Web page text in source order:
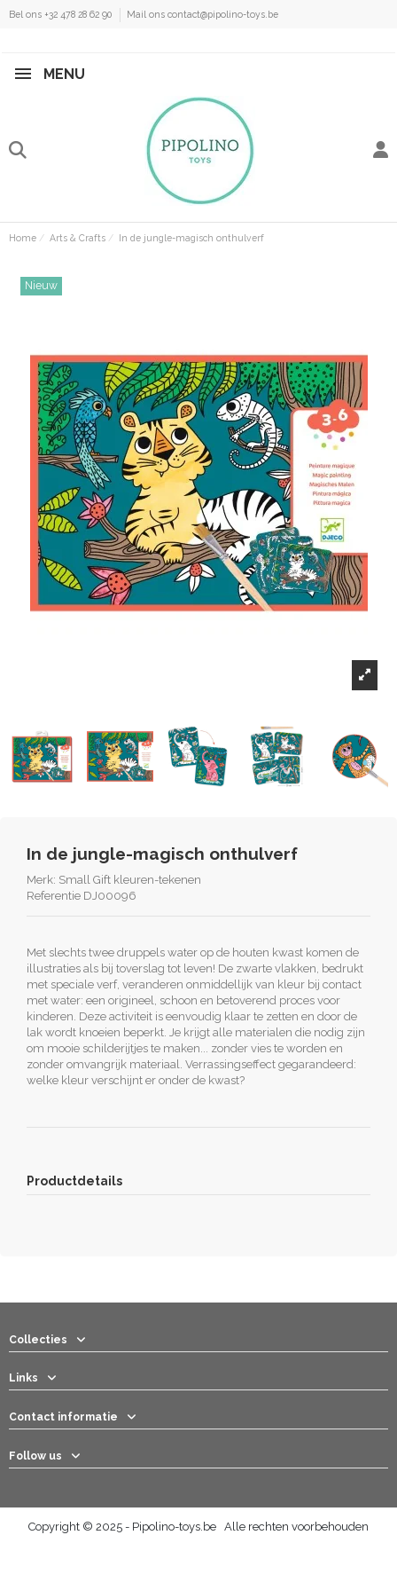
Bel ons +32 478 28 62 90 Mail ons contact@pipolino-toys.be
MENU
Home Arts & Crafts In de jungle-magisch onthulverf
Nieuw
In de jungle-magisch onthulverf
Merk: Small Gift kleuren-tekenen
Referentie DJ00096
Met slechts twee druppels water op de houten kwast komen de
illustraties als bij toverslag tot leven! De zwarte vlakken, bedrukt
met speciale verf, veranderen onmiddellijk van kleur bij contact
met water: een origineel, schoon en betoverend proces voor
kinderen. Deze activiteit is eenvoudig klaar te zetten en door de
lak wordt knoeien beperkt. Je krijgt alle materialen die nodig zijn
om mooie schilderijtjes te maken... zonder vies te worden en
zonder omvangrijk materiaal. Verrassingseffect gegarandeerd:
welke kleur verschijnt er onder de kwast?
Productdetails
Collecties
Links
Contact informatie
Follow us
Copyright © 2025 - Pipolino-toys.be Alle rechten voorbehouden